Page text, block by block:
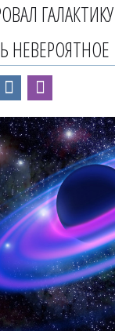
НЕВЕРОЯТНОЕ